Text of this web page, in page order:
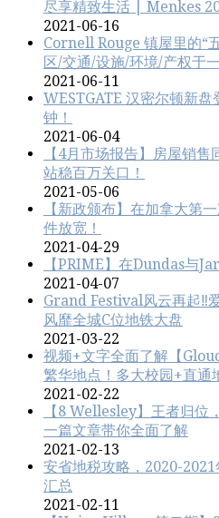
尽享精致生活 | Menkes
2021-06-16
Cornell Rouge 镇屋里的“
区/交通/设施/环境/产权于一
2021-06-11
WESTGATE 汉密尔顿新
钟！
2021-06-04
【4月市场报告】房屋销
站稳百万关口！
2021-05-06
【新政颁布】在加拿大第
件放宽！
2021-04-29
【PRIME】在Dundas与
2021-04-07
Grand Festival风云再起‼️
风靡全城C位地铁大盘
2021-03-22
视频+文字全面了解【
繁华地点！多大校园+直通
2021-02-22
【8 Wellesley】王者归位
一篇文章带你全面了解
2021-02-13
安省地税攻略，2020-
汇总
2021-02-11